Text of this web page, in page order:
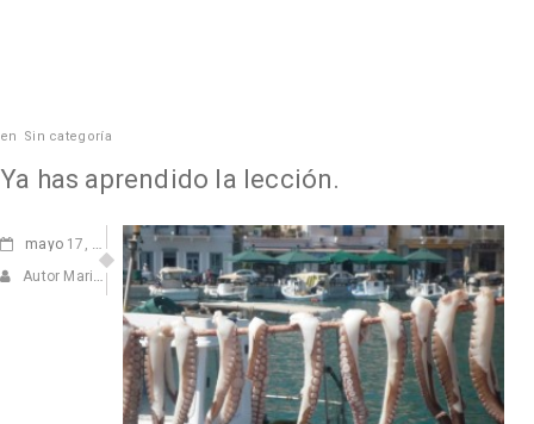
en Sin categoría
Ya has aprendido la lección.
mayo 17, 2011
Autor Marisa Navarro